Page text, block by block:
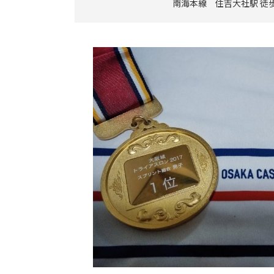
南海本線 住吉大社駅 徒